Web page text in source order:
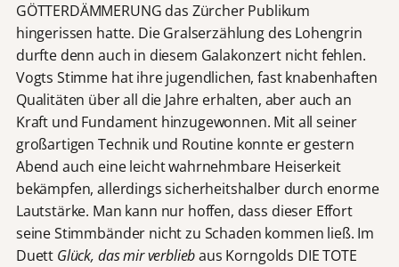
GÖTTERDÄMMERUNG das Zürcher Publikum
hingerissen hatte. Die Gralserzählung des Lohengrin
durfte denn auch in diesem Galakonzert nicht fehlen.
Vogts Stimme hat ihre jugendlichen, fast knabenhaften
Qualitäten über all die Jahre erhalten, aber auch an
Kraft und Fundament hinzugewonnen. Mit all seiner
großartigen Technik und Routine konnte er gestern
Abend auch eine leicht wahrnehmbare Heiserkeit
bekämpfen, allerdings sicherheitshalber durch enorme
Lautstärke. Man kann nur hoffen, dass dieser Effort
seine Stimmbänder nicht zu Schaden kommen ließ. Im
Duett Glück, das mir verbliebaus Korngolds DIE TOTE